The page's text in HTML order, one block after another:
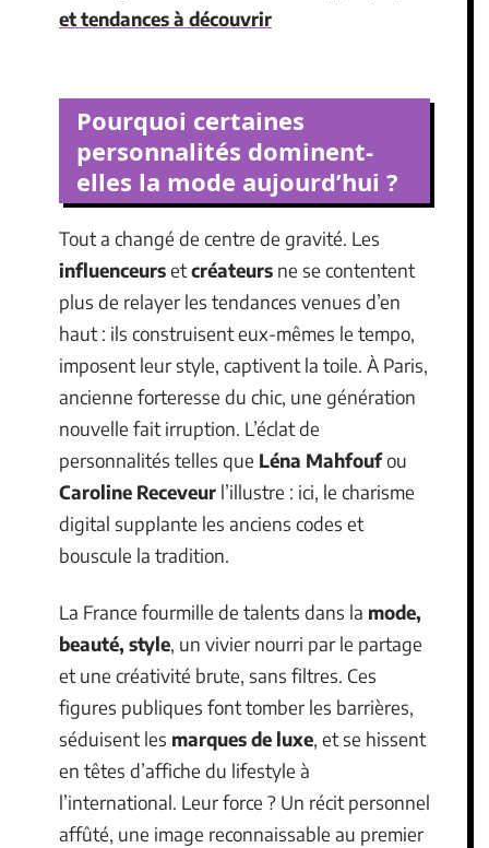
et tendances à découvrir
Pourquoi certaines
personnalités dominent-
elles la mode aujourd’hui ?
Tout a changé de centre de gravité. Les
influenceursetcréateurs ne se contentent
plus de relayer les tendances venues d’en
haut : ils construisent eux-mêmes le tempo,
imposent leur style, captivent la toile. À Paris,
ancienne forteresse du chic, une génération
nouvelle fait irruption. L’éclat de
personnalités telles que Léna Mahfoufou
Caroline Receveur l’illustre : ici, le charisme
digital supplante les anciens codes et
bouscule la tradition.
La France fourmille de talents dans la mode,
beauté, style, un vivier nourri par le partage
et une créativité brute, sans filtres. Ces
figures publiques font tomber les barrières,
séduisent les marques de luxe, et se hissent
en têtes d’affiche du lifestyle à
l’international. Leur force ? Un récit personnel
affûté, une image reconnaissable au premier